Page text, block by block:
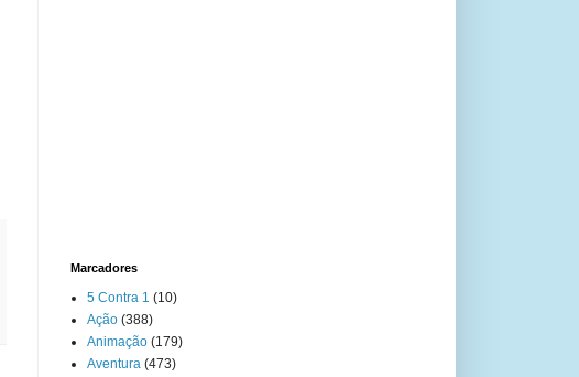
Marcadores
5 Contra 1 (10)
Ação (388)
Animação (179)
Aventura (473)